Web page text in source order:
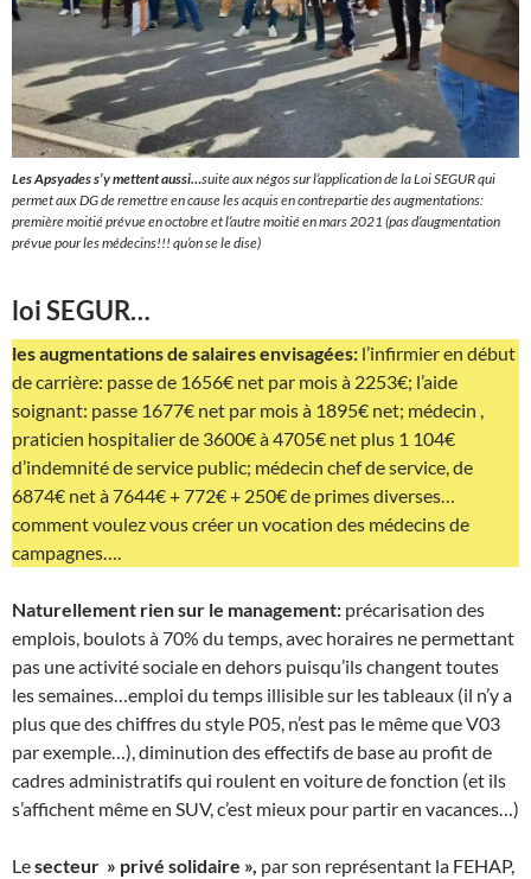
Les Apsyades s’y mettent aussi…suite aux négos sur l’application de la Loi SEGUR qui
permet aux DG de remettre en cause les acquis en contrepartie des augmentations:
première moitié prévue en octobre et l’autre moitié en mars 2021 (pas d’augmentation
prévue pour les médecins!!! qu’on se le dise)
loi SEGUR…
les augmentations de salaires envisagées: l’infirmier en début
de carrière: passe de 1656€ net par mois à 2253€; l’aide
soignant: passe 1677€ net par mois à 1895€ net; médecin ,
praticien hospitalier de 3600€ à 4705€ net plus 1 104€
d’indemnité de service public; médecin chef de service, de
6874€ net à 7644€ + 772€ + 250€ de primes diverses…
comment voulez vous créer un vocation des médecins de
campagnes….
Naturellement rien sur le management: précarisation des
emplois, boulots à 70% du temps, avec horaires ne permettant
pas une activité sociale en dehors puisqu’ils changent toutes
les semaines…emploi du temps illisible sur les tableaux (il n’y a
plus que des chiffres du style P05, n’est pas le même que V03
par exemple…), diminution des effectifs de base au profit de
cadres administratifs qui roulent en voiture de fonction (et ils
s’affichent même en SUV, c’est mieux pour partir en vacances…)
Lesecteur » privé solidaire », par son représentant la FEHAP,